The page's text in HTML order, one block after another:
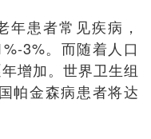
患者常见疾病，
3%。而随着人口
增加。世界卫生组
帕金森病患者将达